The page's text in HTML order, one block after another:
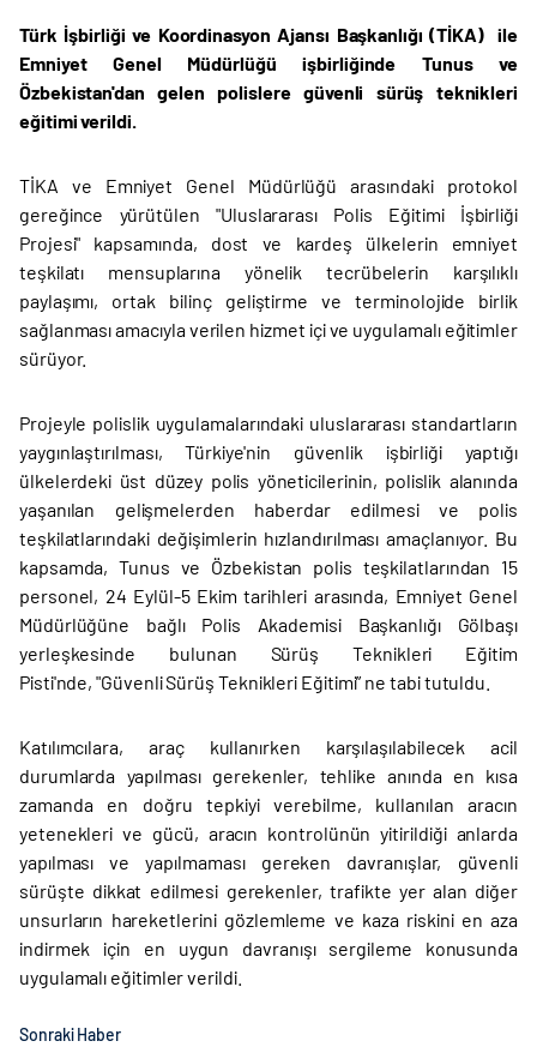
Türk İşbirliği ve Koordinasyon Ajansı Başkanlığı (TİKA) ile
Emniyet Genel Müdürlüğü işbirliğinde Tunus ve
Özbekistan'dan gelen polislere güvenli sürüş teknikleri
eğitimi verildi.
TİKA ve Emniyet Genel Müdürlüğü arasındaki protokol
gereğince yürütülen "Uluslararası Polis Eğitimi İşbirliği
Projesi" kapsamında, dost ve kardeş ülkelerin emniyet
teşkilatı mensuplarına yönelik tecrübelerin karşılıklı
paylaşımı, ortak bilinç geliştirme ve terminolojide birlik
sağlanması amacıyla verilen hizmet içi ve uygulamalı eğitimler
sürüyor.
Projeyle polislik uygulamalarındaki uluslararası standartların
yaygınlaştırılması, Türkiye'nin güvenlik işbirliği yaptığı
ülkelerdeki üst düzey polis yöneticilerinin, polislik alanında
yaşanılan gelişmelerden haberdar edilmesi ve polis
teşkilatlarındaki değişimlerin hızlandırılması amaçlanıyor. Bu
kapsamda, Tunus ve Özbekistan polis teşkilatlarından 15
personel, 24 Eylül-5 Ekim tarihleri arasında, Emniyet Genel
Müdürlüğüne bağlı Polis Akademisi Başkanlığı Gölbaşı
yerleşkesinde bulunan Sürüş Teknikleri Eğitim
Pisti'nde, "Güvenli Sürüş Teknikleri Eğitimi” ne tabi tutuldu.
Katılımcılara, araç kullanırken karşılaşılabilecek acil
durumlarda yapılması gerekenler, tehlike anında en kısa
zamanda en doğru tepkiyi verebilme, kullanılan aracın
yetenekleri ve gücü, aracın kontrolünün yitirildiği anlarda
yapılması ve yapılmaması gereken davranışlar, güvenli
sürüşte dikkat edilmesi gerekenler, trafikte yer alan diğer
unsurların hareketlerini gözlemleme ve kaza riskini en aza
indirmek için en uygun davranışı sergileme konusunda
uygulamalı eğitimler verildi.
Sonraki Haber